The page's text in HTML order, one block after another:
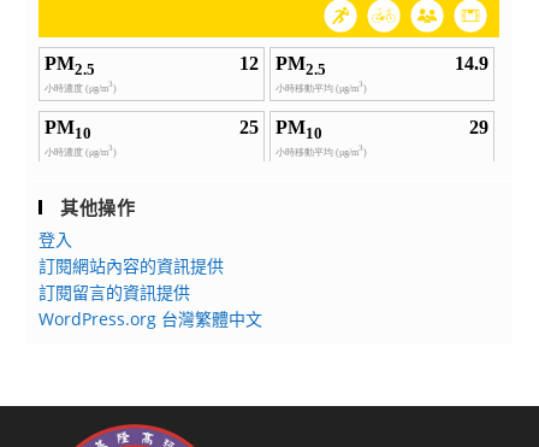
其他操作
登入
訂閱網站內容的資訊提供
訂閱留言的資訊提供
WordPress.org 台灣繁體中文